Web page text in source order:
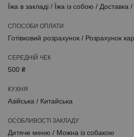
Їжа в закладі / Їжа із собою / Доставка /
СПОСОБИ ОПЛАТИ
Готівковий розрахунок / Розрахунок
СЕРЕДНІЙ ЧЕК
500 ₴
КУХНЯ
Азійська / Китайська
ОСОБЛИВОСТІ ЗАКЛАДУ
Дитяче меню / Можна із собакою